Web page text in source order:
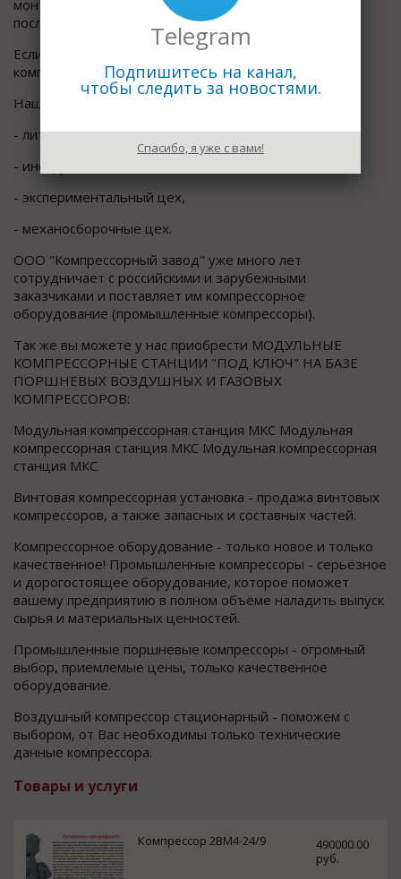
монтаж, сервисное обслуживание, гарантийное и
послегарантийное обслуживание.
Если у вас появилось желание модифицировать
компрессор, мы так же будем рады Вам помочь.
Наши производственные цеха:
- литейный цех,
- инструментальный цех,
- экспериментальный цех,
- механосборочные цех.
ООО "Компрессорный завод" уже много лет
сотрудничает с российскими и зарубежными
заказчиками и поставляет им компрессорное
оборудование (промышленные компрессоры).
Так же вы можете у нас приобрести МОДУЛЬНЫЕ
КОМПРЕССОРНЫЕ СТАНЦИИ "ПОД КЛЮЧ" НА БАЗЕ
ПОРШНЕВЫХ ВОЗДУШНЫХ И ГАЗОВЫХ
КОМПРЕССОРОВ:
Модульная компрессорная станция МКС Модульная
компрессорная станция МКС Модульная компрессорная
станция МКС
Винтовая компрессорная установка - продажа винтовых
компрессоров, а также запасных и составных частей.
Компрессорное оборудование - только новое и только
качественное! Промышленные компрессоры - серьёзное
и дорогостоящее оборудование, которое поможет
вашему предприятию в полном объёме наладить выпуск
сырья и материальных ценностей.
Промышленные поршневые компрессоры - огромный
выбор, приемлемые цены, только качественное
оборудование.
Воздушный компрессор стационарный - поможем с
выбором, от Вас необходимы только технические
данные компрессора.
Товары и услуги
Компрессор 2ВМ4-24/9
490000.00
руб.
Telegram
Подпишитесь на канал,
чтобы следить за новостями.
Спасибо, я уже с вами!